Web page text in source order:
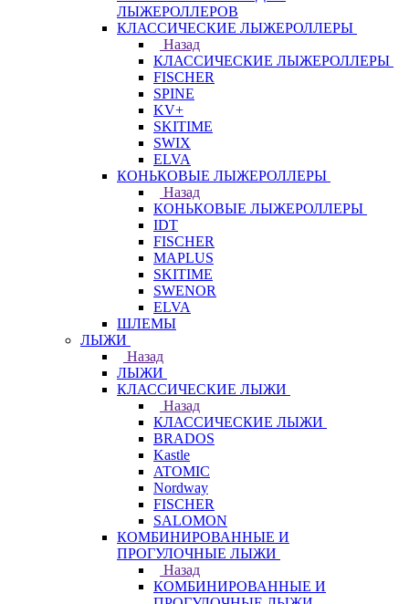
ЛЫЖЕРОЛЛЕРОВ
КЛАССИЧЕСКИЕ ЛЫЖЕРОЛЛЕРЫ
Назад
КЛАССИЧЕСКИЕ ЛЫЖЕРОЛЛЕРЫ
FISCHER
SPINE
KV+
SKITIME
SWIX
ELVA
КОНЬКОВЫЕ ЛЫЖЕРОЛЛЕРЫ
Назад
КОНЬКОВЫЕ ЛЫЖЕРОЛЛЕРЫ
IDT
FISCHER
MAPLUS
SKITIME
SWENOR
ELVA
ШЛЕМЫ
ЛЫЖИ
Назад
ЛЫЖИ
КЛАССИЧЕСКИЕ ЛЫЖИ
Назад
КЛАССИЧЕСКИЕ ЛЫЖИ
BRADOS
Kastle
ATOMIC
Nordway
FISCHER
SALOMON
КОМБИНИРОВАННЫЕ И
ПРОГУЛОЧНЫЕ ЛЫЖИ
Назад
КОМБИНИРОВАННЫЕ И